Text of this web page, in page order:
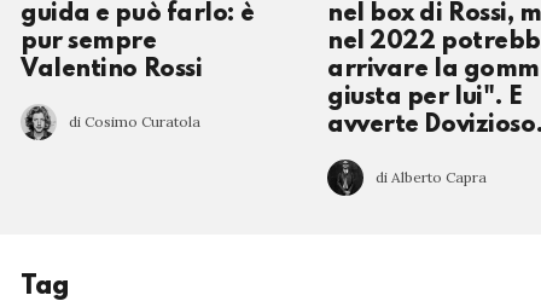
guida e può farlo: è
pur sempre
Valentino Rossi
di Cosimo Curatola
nel box di Rossi,
nel 2022
arrivare la
giusta per lui". E
avverte
di Alberto Capra
Tag